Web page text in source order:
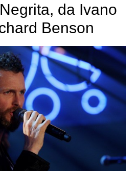
da Ivano
Benson